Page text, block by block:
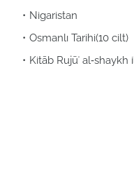
Nigaristan
Osmanlı Tarihi(10 cilt)
Kitāb Rujūʻ al‑shaykh